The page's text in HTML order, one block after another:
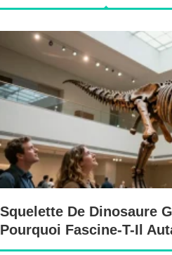
Squelette De Dinosaure
Pourquoi Fascine-T-Il